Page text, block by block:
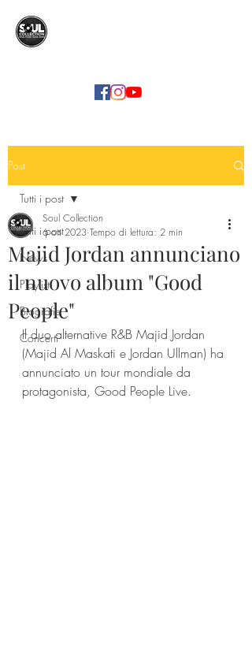
Post
Tutti i post
News
Playlist
Biografie
Concerti
Tutti i post
Majid Jordan annunciano
il nuovo album "Good
People"
Soul Collection
6 ott 2023 Tempo di lettura: 2 min
Il duo alternative R&B Majid Jordan
(Majid Al Maskati e Jordan Ullman) ha
annunciato un tour mondiale da
protagonista, Good People Live.